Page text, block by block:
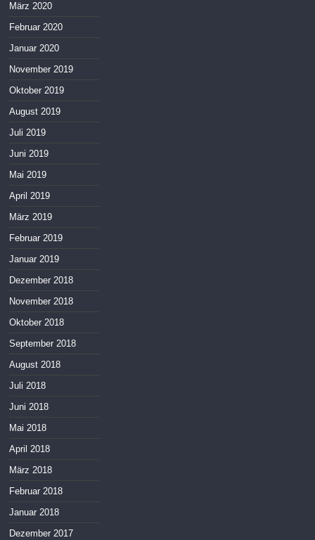
März 2020
Februar 2020
Januar 2020
November 2019
Oktober 2019
August 2019
Juli 2019
Juni 2019
Mai 2019
April 2019
März 2019
Februar 2019
Januar 2019
Dezember 2018
November 2018
Oktober 2018
September 2018
August 2018
Juli 2018
Juni 2018
Mai 2018
April 2018
März 2018
Februar 2018
Januar 2018
Dezember 2017